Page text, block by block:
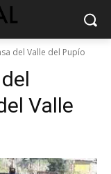
del Valle del Pupío
Valle